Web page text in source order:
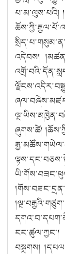
པ་མ་ལུས་པའི།
འདེབས།
ཞུགས་ཚེ།
བསྒྲགས།